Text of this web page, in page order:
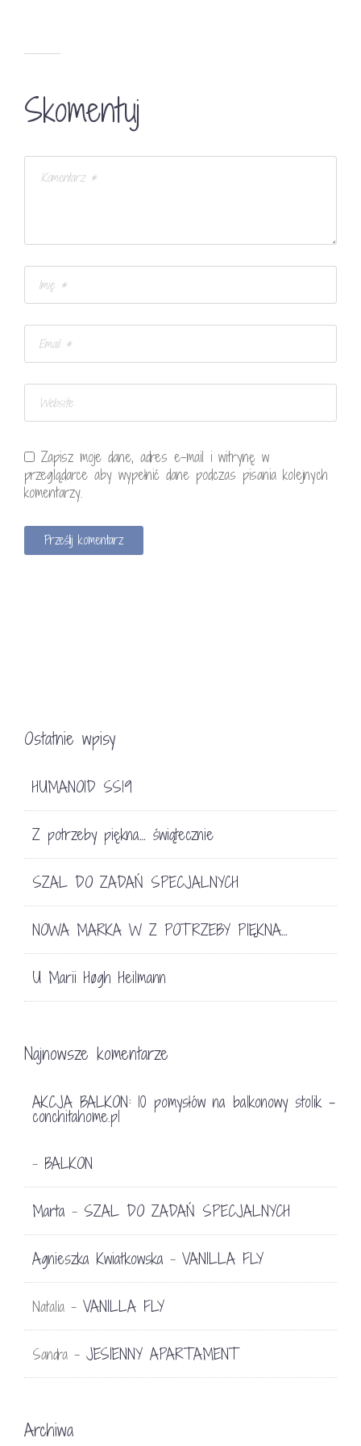
Skomentuj
Zapisz moje dane, adres e-mail i witrynę w
przeglądarce aby wypełnić dane podczas pisania kolejnych
komentarzy.
Ostatnie wpisy
HUMANOID SS19
Z potrzeby piękna… świątecznie
SZAL DO ZADAŃ SPECJALNYCH
NOWA MARKA W Z POTRZEBY PIĘKNA…
U Marii Høgh Heilmann
Najnowsze komentarze
AKCJA BALKON: 10 pomysłów na balkonowy stolik -
conchitahome.pl
- BALKON
Marta - SZAL DO ZADAŃ SPECJALNYCH
Agnieszka Kwiatkowska - VANILLA FLY
Natalia - VANILLA FLY
Sandra - JESIENNY APARTAMENT
Archiwa